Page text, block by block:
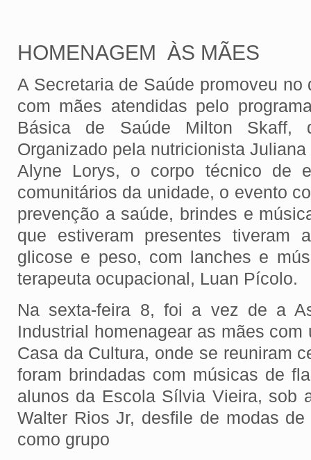
HOMENAGEM ÀS MÃES
A Secretaria de Saúde promoveu
com mães atendidas pelo
Básica de Saúde Milton Skaff,
Organizado pela nutricionista
Alyne Lorys, o corpo técnico de
comunitários da unidade, o evento
prevenção a saúde, brindes e
que estiveram presentes tiveram
glicose e peso, com lanches e
terapeuta ocupacional, Luan Pícolo.
Na sexta-feira 8, foi a vez de a
Industrial homenagear as mães
Casa da Cultura, onde se reuniram
foram brindadas com músicas de
alunos da Escola Sílvia Vieira, sob
Walter Rios Jr, desfile de modas
como grupo